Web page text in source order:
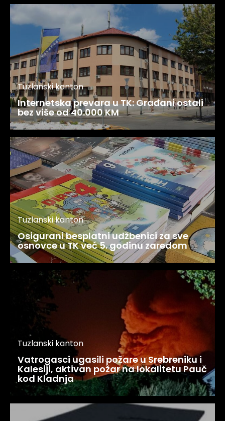
Tuzlanski kanton
Internetska prevara u TK: Građani ostali
bez više od 40.000 KM
Tuzlanski kanton
Osigurani besplatni udžbenici za sve
osnovce u TK već 5. godinu zaredom
Tuzlanski kanton
Vatrogasci ugasili požare u Srebreniku i
Kalesiji, aktivan požar na lokalitetu Pauč
kod Kladnja